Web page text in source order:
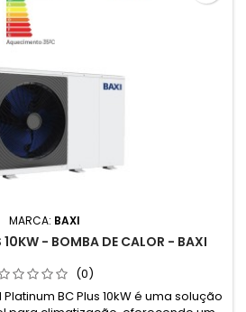
MARCA: BAXI
10KW - BOMBA DE CALOR - BAXI
(0)
BC Plus 10kW é uma solução